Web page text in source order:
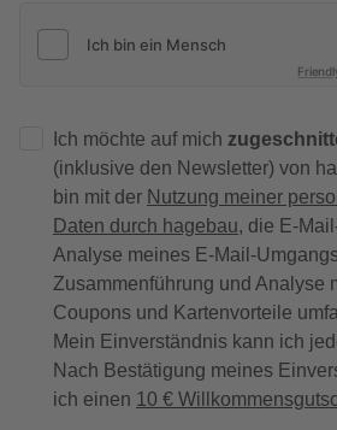
Ich möchte auf mich
(inklusive den Newsletter) von
bin mit der Nutzung meiner
Daten durch hagebau, die E-
Analyse meines E-Mail-
Zusammenführung und Analyse
Coupons und Kartenvorteile
Mein Einverständnis kann ich
Nach Bestätigung meines
ich einen 10 €